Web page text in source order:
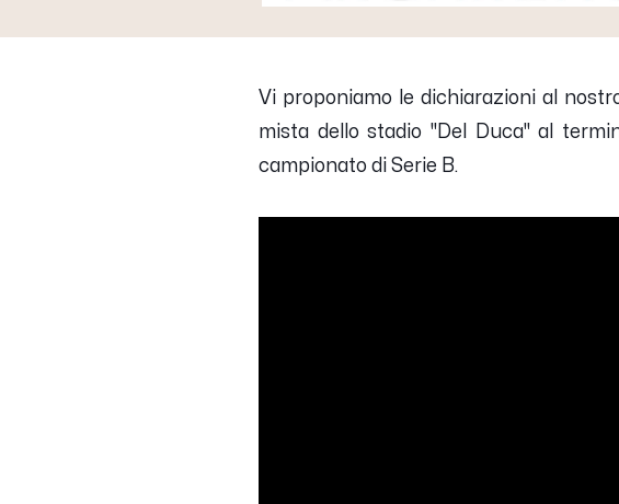
Vi proponiamo le dichiarazioni al
mista dello stadio "Del Duca" al
campionato di Serie B.